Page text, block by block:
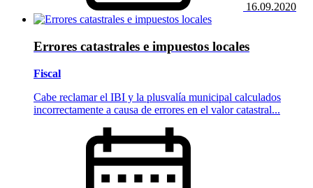
16.09.2020
Errores catastrales e impuestos locales
Fiscal
Cabe reclamar el IBI y la plusvalía municipal calculados
incorrectamente a causa de errores en el valor catastral...